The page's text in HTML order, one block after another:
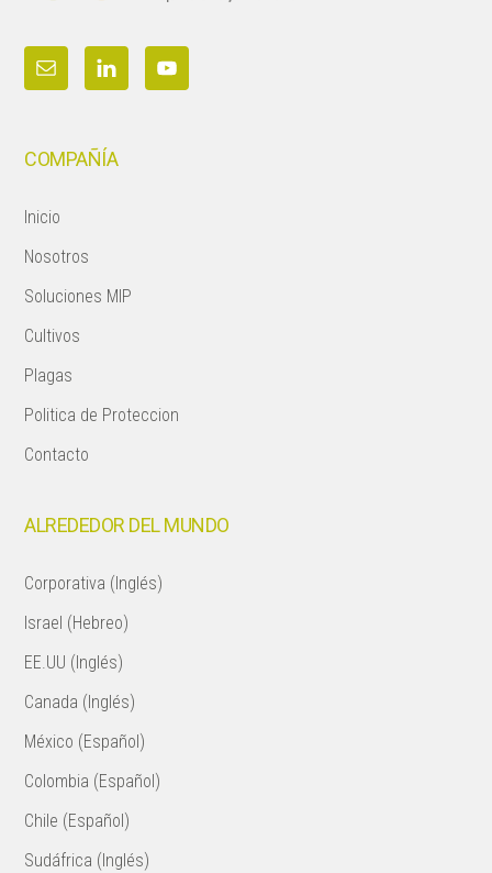
COMPAÑÍA
Inicio
Nosotros
Soluciones MIP
Cultivos
Plagas
Politica de Proteccion
Contacto
ALREDEDOR DEL MUNDO
Corporativa (Inglés)
Israel (Hebreo)
EE.UU (Inglés)
Canada (Inglés)
México (Español)
Colombia (Español)
Chile (Español)
Sudáfrica (Inglés)